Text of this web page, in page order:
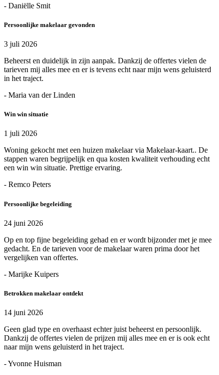
- Daniëlle Smit
Persoonlijke makelaar gevonden
3 juli 2026
Beheerst en duidelijk in zijn aanpak. Dankzij de offertes vielen de
tarieven mij alles mee en er is tevens echt naar mijn wens geluisterd
in het traject.
- Maria van der Linden
Win win situatie
1 juli 2026
Woning gekocht met een huizen makelaar via Makelaar-kaart.. De
stappen waren begrijpelijk en qua kosten kwaliteit verhouding echt
een win win situatie. Prettige ervaring.
- Remco Peters
Persoonlijke begeleiding
24 juni 2026
Op en top fijne begeleiding gehad en er wordt bijzonder met je mee
gedacht. En de tarieven voor de makelaar waren prima door het
vergelijken van offertes.
- Marijke Kuipers
Betrokken makelaar ontdekt
14 juni 2026
Geen glad type en overhaast echter juist beheerst en persoonlijk.
Dankzij de offertes vielen de prijzen mij alles mee en er is ook echt
naar mijn wens geluisterd in het traject.
- Yvonne Huisman